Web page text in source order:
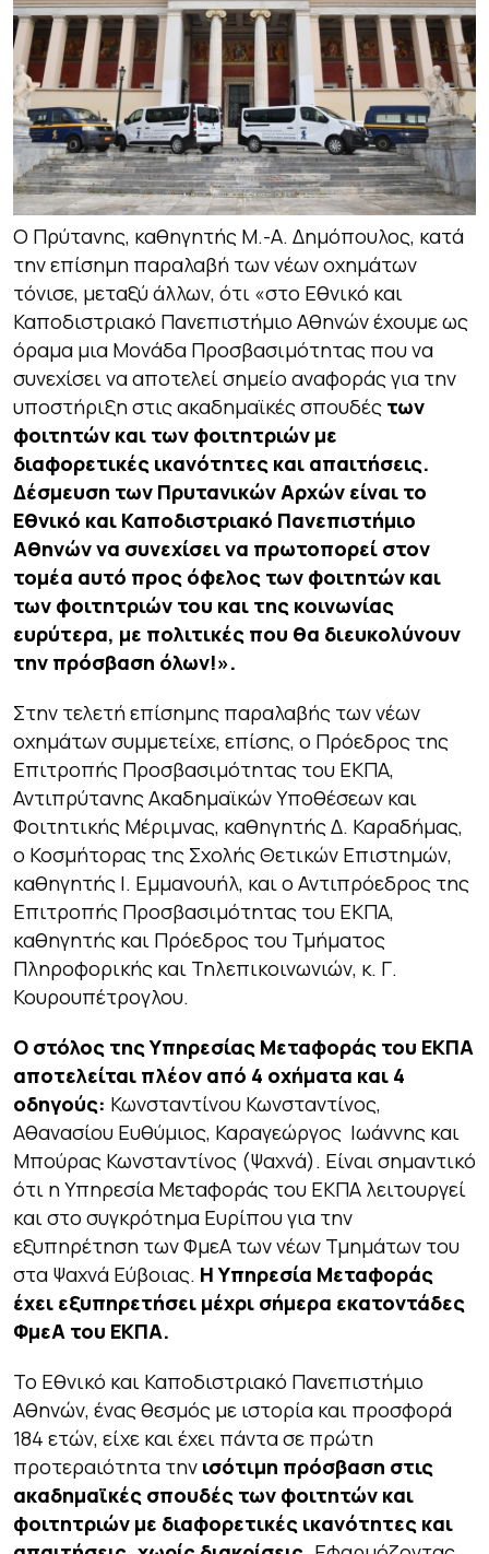
Ο Πρύτανης, καθηγητής Μ.-Α. Δημόπουλος, κατά
την επίσημη παραλαβή των νέων οχημάτων
τόνισε, μεταξύ άλλων, ότι «στο Εθνικό και
Καποδιστριακό Πανεπιστήμιο Αθηνών έχουμε ως
όραμα μια Μονάδα Προσβασιμότητας που να
συνεχίσει να αποτελεί σημείο αναφοράς για την
υποστήριξη στις ακαδημαϊκές σπουδές των
φοιτητών και των φοιτητριών με
διαφορετικές ικανότητες και απαιτήσεις.
Δέσμευση των Πρυτανικών Αρχών είναι το
Εθνικό και Καποδιστριακό Πανεπιστήμιο
Αθηνών να συνεχίσει να πρωτοπορεί στον
τομέα αυτό προς όφελος των φοιτητών και
των φοιτητριών του και της κοινωνίας
ευρύτερα, με πολιτικές που θα διευκολύνουν
την πρόσβαση όλων!».
Στην τελετή επίσημης παραλαβής των νέων
οχημάτων συμμετείχε, επίσης, ο Πρόεδρος της
Επιτροπής Προσβασιμότητας του ΕΚΠΑ,
Αντιπρύτανης Ακαδημαϊκών Υποθέσεων και
Φοιτητικής Μέριμνας, καθηγητής Δ. Καραδήμας,
ο Κοσμήτορας της Σχολής Θετικών Επιστημών,
καθηγητής Ι. Εμμανουήλ, και ο Αντιπρόεδρος της
Επιτροπής Προσβασιμότητας του ΕΚΠΑ,
καθηγητής και Πρόεδρος του Τμήματος
Πληροφορικής και Τηλεπικοινωνιών, κ. Γ.
Κουρουπέτρογλου.
Ο στόλος της Υπηρεσίας Μεταφοράς του ΕΚΠΑ
αποτελείται πλέον από 4 οχήματα και 4
οδηγούς: Κωνσταντίνου Κωνσταντίνος,
Αθανασίου Ευθύμιος, Καραγεώργος Ιωάννης και
Μπούρας Κωνσταντίνος (Ψαχνά). Είναι σημαντικό
ότι η Υπηρεσία Μεταφοράς του ΕΚΠΑ λειτουργεί
και στο συγκρότημα Ευρίπου για την
εξυπηρέτηση των ΦμεΑ των νέων Τμημάτων του
στα Ψαχνά Εύβοιας. Η Υπηρεσία Μεταφοράς
έχει εξυπηρετήσει μέχρι σήμερα εκατοντάδες
ΦμεΑ του ΕΚΠΑ.
Το Εθνικό και Καποδιστριακό Πανεπιστήμιο
Αθηνών, ένας θεσμός με ιστορία και προσφορά
184 ετών, είχε και έχει πάντα σε πρώτη
προτεραιότητα την ισότιμη πρόσβαση στις
ακαδημαϊκές σπουδές των φοιτητών και
φοιτητριών με διαφορετικές ικανότητες και